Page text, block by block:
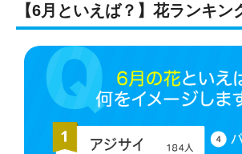
【6月といえば？】花ランキン